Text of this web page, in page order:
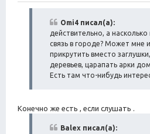
Omi4 писал(а):
действительно, а
связь в городе? Может мне
прикрутить вместо
деревьев, царапать арки
Есть там что-нибудь
Конечно же есть , если слушать .
Balex писал(а):